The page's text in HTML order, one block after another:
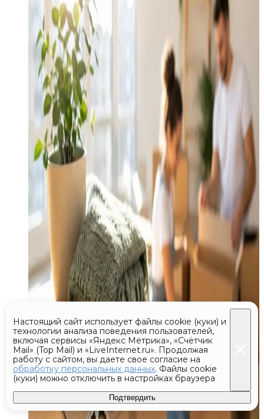
Настоящий сайт использует файлы cookie (куки) и
технологии анализа поведения пользователей,
включая сервисы «Яндекс Метрика», «Счётчик
Mail» (Top Mail) и «LiveInternet.ru». Продолжая
работу с сайтом, вы даете свое согласие на
обработку персональных данных. Файлы cookie
(куки) можно отключить в настройках браузера
Подтвердить